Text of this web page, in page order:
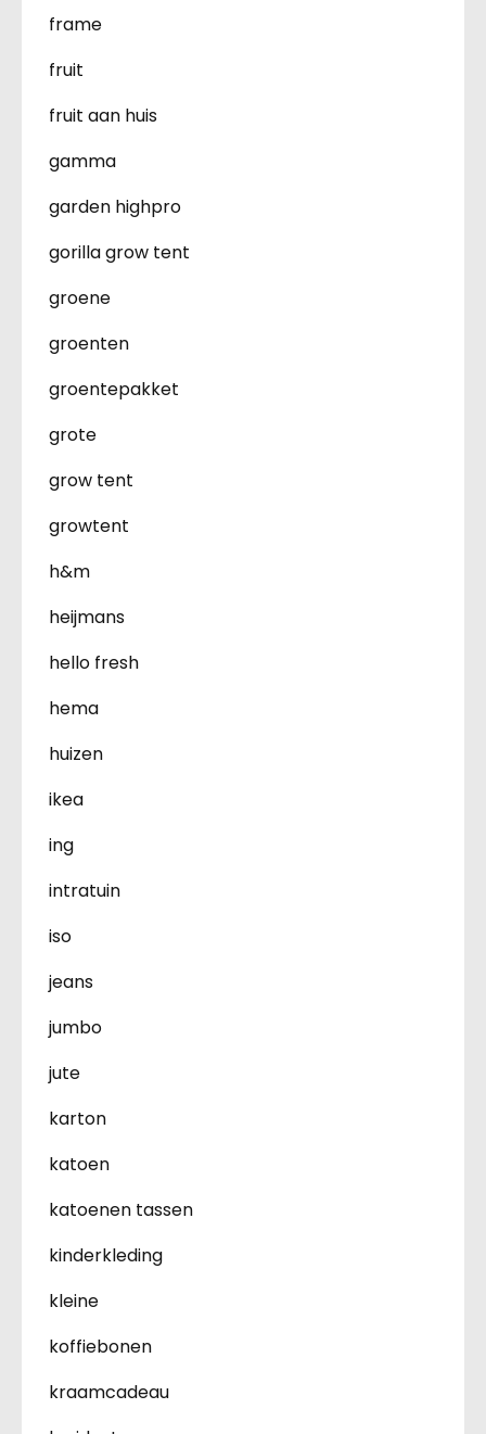
frame
fruit
fruit aan huis
gamma
garden highpro
gorilla grow tent
groene
groenten
groentepakket
grote
grow tent
growtent
h&m
heijmans
hello fresh
hema
huizen
ikea
ing
intratuin
iso
jeans
jumbo
jute
karton
katoen
katoenen tassen
kinderkleding
kleine
koffiebonen
kraamcadeau